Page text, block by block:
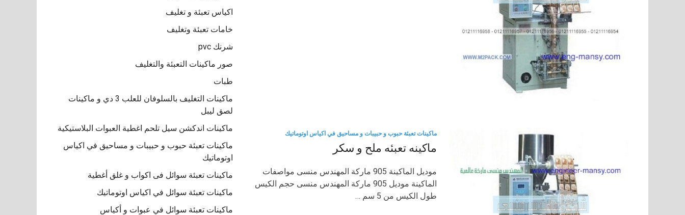
ماكينات تعبئة حبوب و حبيبات و مساحيق في اكياس اوتوماتيك
ماكينه تعبئه ملح و سكر
موديل الماكينة 905 ماركة المهندس منسى مواصفات
الماكينة موديل 905 ماركة المهندس منسى حجم الكيس
طول الكيس من 5 سم …
اكياس تعبئة و تغليف
خامات تعبئة وتغليف
شرنك pvc
صور ماكينات التعبئة والتغليف
طبات
ماكينات التغليف بالسلوفان للعلب 3 دي و ماكينات
لصق ليبل
ماكينات اندكشن سيل تلحم اغطية العبوات البلاستيكية
ماكينات تعبئة حبوب و حبيبات و مساحيق في اكياس
اوتوماتيك
ماكينات تعبئة سوائل فى اكواب و غلق أغطية
ماكينات تعبئة سوائل في اكياس اوتوماتيك
ماكينات تعبئة سوائل في عبوات و أكياس